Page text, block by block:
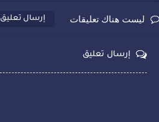
ليست هناك تعليقات إرسال تعليق
إرسال تعليق